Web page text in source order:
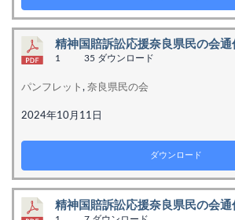
精神国賠訴訟応援奈良県民の会
1 35 ダウンロード
パンフレット,奈良県民の会
2024年10月11日
ダウンロード
精神国賠訴訟応援奈良県民の会